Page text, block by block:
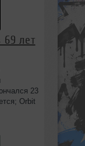
лет
23
Orbit